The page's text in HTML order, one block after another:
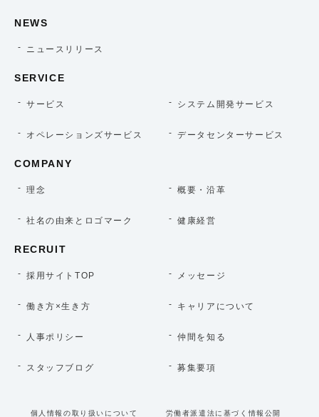
NEWS
ニュースリリース
SERVICE
サービス システム開発サービス
オペレーションズサービス データセンターサービス
COMPANY
理念 概要・沿革
社名の由来とロゴマーク 健康経営
RECRUIT
採用サイトTOP メッセージ
働き方×生き方 キャリアについて
人事ポリシー 仲間を知る
スタッフブログ 募集要項
個人情報の取り扱いについて 労働者派遣法に基づく情報公開